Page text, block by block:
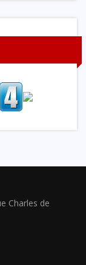
Charles de